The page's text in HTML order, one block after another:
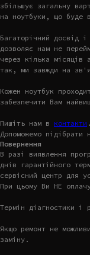
збільшує загальну
на ноутбуки, що буде
Багаторічний досвід
дозволяє нам не
через кілька
так, ми завжди на
Кожен ноутбук
забезпечити Вам
Пишіть нам в контакти .
Допоможемо підібрати
Повернення
В разі виявлення
днів гарантійного
сервісний центр для
При цьому Ви НЕ
Термін діагностики
Якщо ремонт не
заміну.